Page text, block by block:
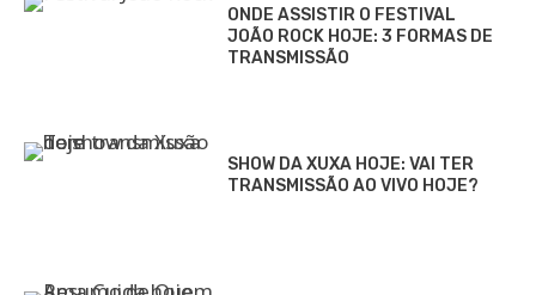
ONDE ASSISTIR O FESTIVAL
JOÃO ROCK HOJE: 3 FORMAS DE
TRANSMISSÃO
SHOW DA XUXA HOJE: VAI TER
TRANSMISSÃO AO VIVO HOJE?